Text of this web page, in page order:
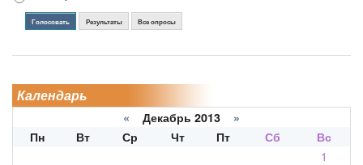
Голосовать Результаты Все опросы
Календарь
« Декабрь 2013 »
Пн
Вт Ср Чт Пт Сб
Вс
1